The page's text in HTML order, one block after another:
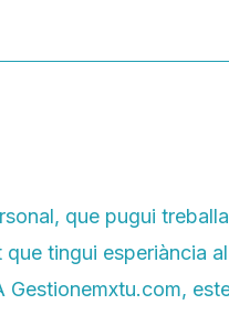
que pugui
tingui esperiància
Gestionemxtu.com,